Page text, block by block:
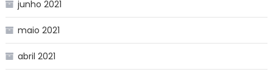
junho 2021
maio 2021
abril 2021